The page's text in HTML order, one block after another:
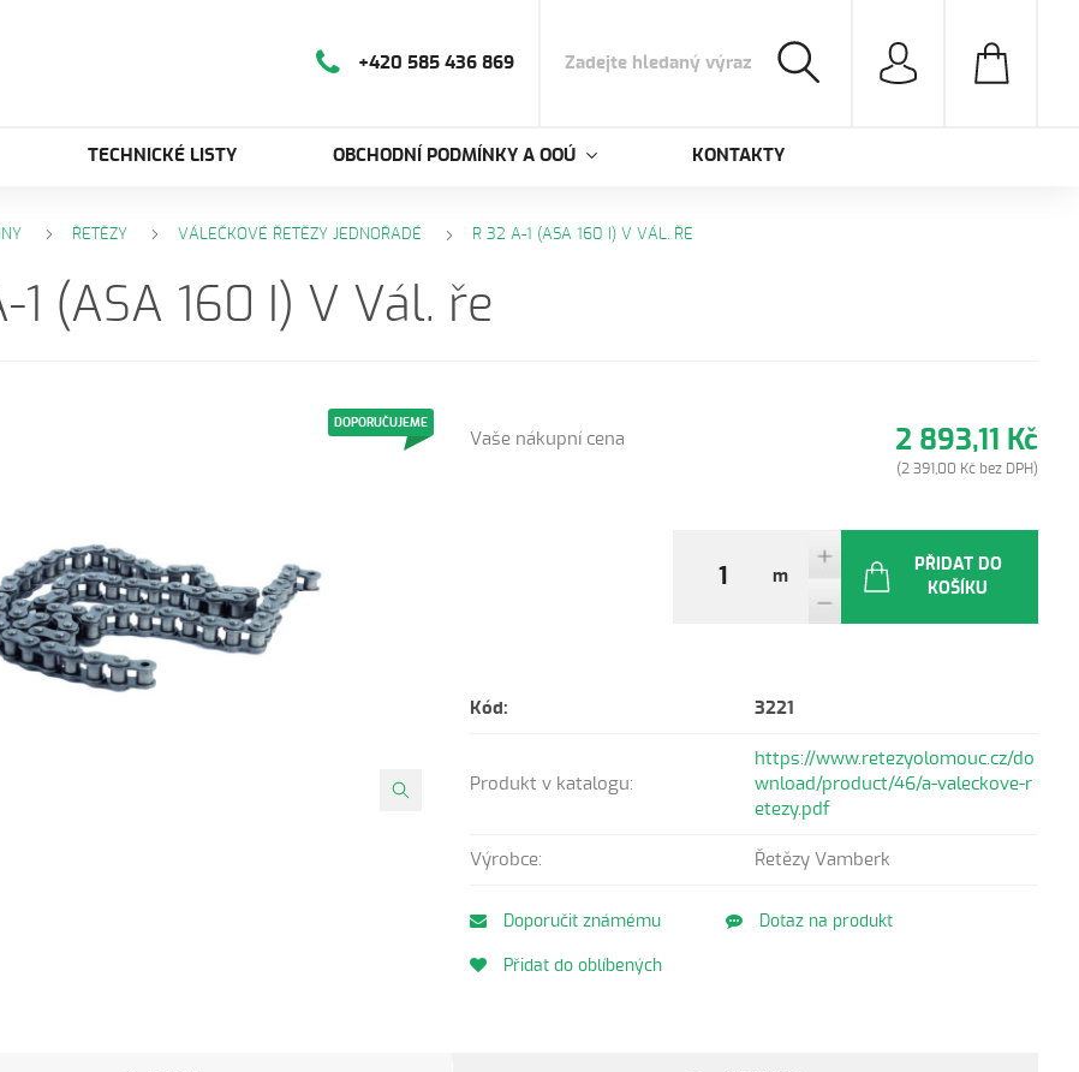
+420 585 436 869
TECHNICKÉ LISTY OBCHODNÍ PODMÍNKY A OOÚ KONTAKTY
ŘETĚZY VÁLEČKOVÉ ŘETĚZY JEDNOŘADÉ R 32 A-1 (ASA 160 I) V VÁL. ŘE
1 (ASA 160 I) V Vál. ře
DOPORUČUJEME
Vaše nákupní cena 2 893,11 Kč
(2 391,00 Kč bez DPH)
m
PŘIDAT DO
KOŠÍKU
Kód: 3221
Produkt v katalogu:
https://www.retezyolomouc.cz/do
wnload/product/46/a-valeckove-r
etezy.pdf
Výrobce: Řetězy Vamberk
Doporučit známému Dotaz na produkt
Přidat do oblíbených